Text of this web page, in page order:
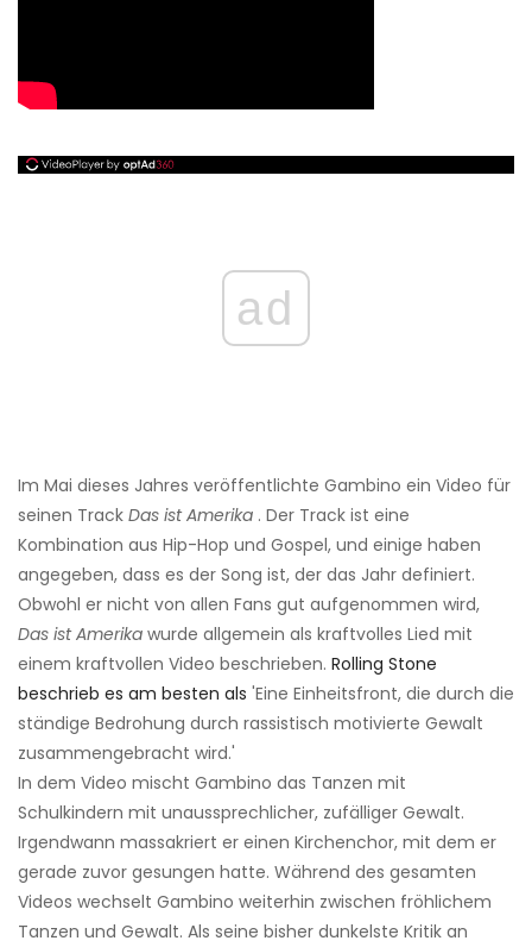
ad
Im Mai dieses Jahres veröffentlichte Gambino ein Video für
seinen Track Das ist Amerika . Der Track ist eine
Kombination aus Hip-Hop und Gospel, und einige haben
angegeben, dass es der Song ist, der das Jahr definiert.
Obwohl er nicht von allen Fans gut aufgenommen wird,
Das ist Amerika wurde allgemein als kraftvolles Lied mit
einem kraftvollen Video beschrieben. Rolling Stone
beschrieb es am besten als 'Eine Einheitsfront, die durch die
ständige Bedrohung durch rassistisch motivierte Gewalt
zusammengebracht wird.'
In dem Video mischt Gambino das Tanzen mit
Schulkindern mit unaussprechlicher, zufälliger Gewalt.
Irgendwann massakriert er einen Kirchenchor, mit dem er
gerade zuvor gesungen hatte. Während des gesamten
Videos wechselt Gambino weiterhin zwischen fröhlichem
Tanzen und Gewalt. Als seine bisher dunkelste Kritik an